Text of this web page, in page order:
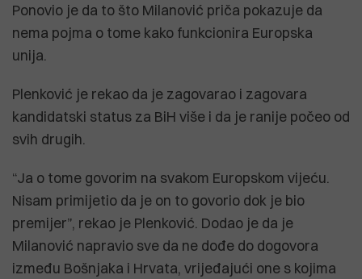
Ponovio je da to što Milanović priča pokazuje da
nema pojma o tome kako funkcionira Europska
unija.
Plenković je rekao da je zagovarao i zagovara
kandidatski status za BiH više i da je ranije počeo od
svih drugih.
“Ja o tome govorim na svakom Europskom vijeću.
Nisam primijetio da je on to govorio dok je bio
premijer”, rekao je Plenković. Dodao je da je
Milanović napravio sve da ne dođe do dogovora
između Bošnjaka i Hrvata, vrijeđajući one s kojima